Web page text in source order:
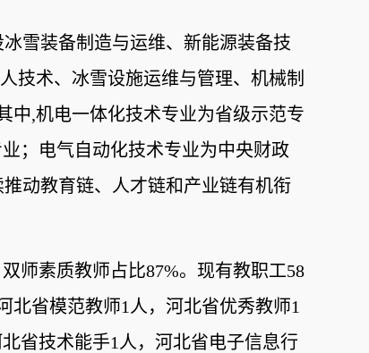
雪装备制造与运维、新能源装备技
技术、冰雪设施运维与管理、机械制
中,机电一体化技术专业为省级示范专
；电气自动化技术专业为中央财政
动教育链、人才链和产业链有机衔
师素质教师占比87%。现有教职工58
北省模范教师1人，河北省优秀教师1
省技术能手1人，河北省电子信息行